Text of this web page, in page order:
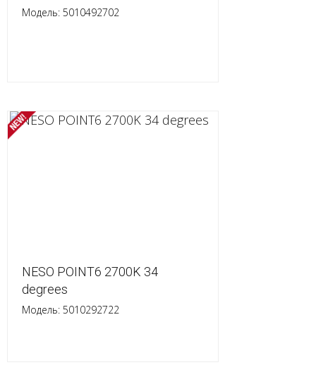
Модель: 5010492702
NESO POINT6 2700K 34
degrees
Модель: 5010292722